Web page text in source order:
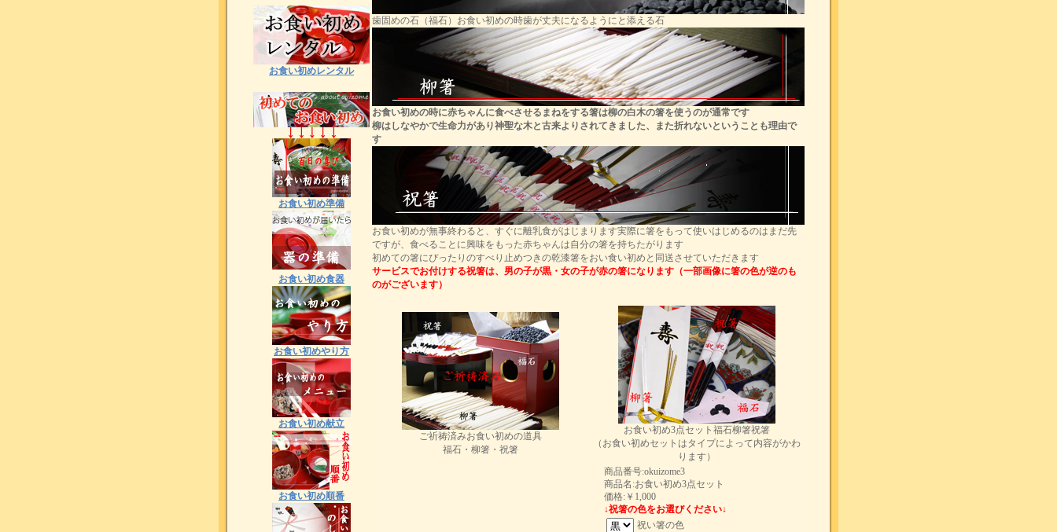
お食い初めレンタル
お食い初め準備
お食い初め食器
お食い初めやり方
お食い初め献立
お食い初め順番
歯固めの石（福石）お食い初めの時歯が丈夫になるようにと添える石
お食い初めの時に赤ちゃんに食べさせるまねをする箸は柳の白木の箸を使うのが通常です
柳はしなやかで生命力があり神聖な木と古来よりされてきました、また折れないということも理由で
す
お食い初めが無事終わると、すぐに離乳食がはじまります実際に箸をもって使いはじめるのはまだ先
ですが、食べることに興味をもった赤ちゃんは自分の箸を持ちたがります
初めての箸にぴったりのすべり止めつきの乾漆箸をおい食い初めと同送させていただきます
サービスでお付けする祝箸は、男の子が黒・女の子が赤の箸になります（一部画像に箸の色が逆のも
のがございます）
ご祈祷済みお食い初めの道具
福石・柳箸・祝箸
お食い初め3点セット福石柳箸祝箸
（お食い初めセットはタイプによって内容がかわ
ります）
商品番号:okuizome3
商品名:お食い初め3点セット
価格:￥1,000
↓祝箸の色をお選びください↓
祝い箸の色